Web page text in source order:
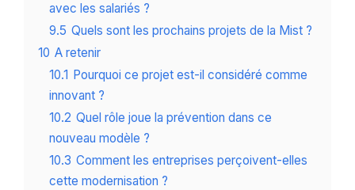
avec les salariés ?
9.5 Quels sont les prochains projets de la Mist ?
10 A retenir
10.1 Pourquoi ce projet est-il considéré comme
innovant ?
10.2 Quel rôle joue la prévention dans ce
nouveau modèle ?
10.3 Comment les entreprises perçoivent-elles
cette modernisation ?